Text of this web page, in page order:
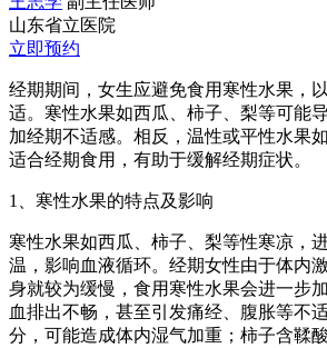
山东省立医院
立即预约
经期期间，女生应避免食用寒性水果，
适。寒性水果如西瓜、柿子、梨等可能
加经期不适感。相反，温性或平性水果
适合经期食用，有助于缓解经期症状。
1、寒性水果的特点及影响
寒性水果如西瓜、柿子、梨等性寒凉，
温，影响血液循环。经期女性由于体内
身就较为缓慢，食用寒性水果会进一步
血排出不畅，甚至引发痛经、腹胀等不
分，可能造成体内湿气加重；柿子含鞣